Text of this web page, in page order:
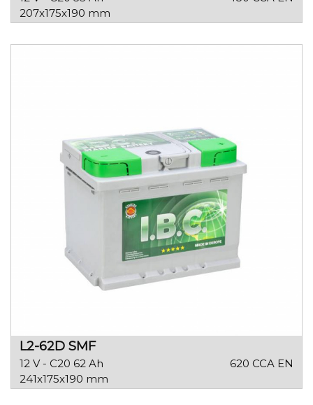
207x175x190 mm
L2-62D SMF
12 V - C20 62 Ah
620 CCA EN
241x175x190 mm